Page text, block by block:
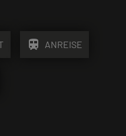
train ANREISE